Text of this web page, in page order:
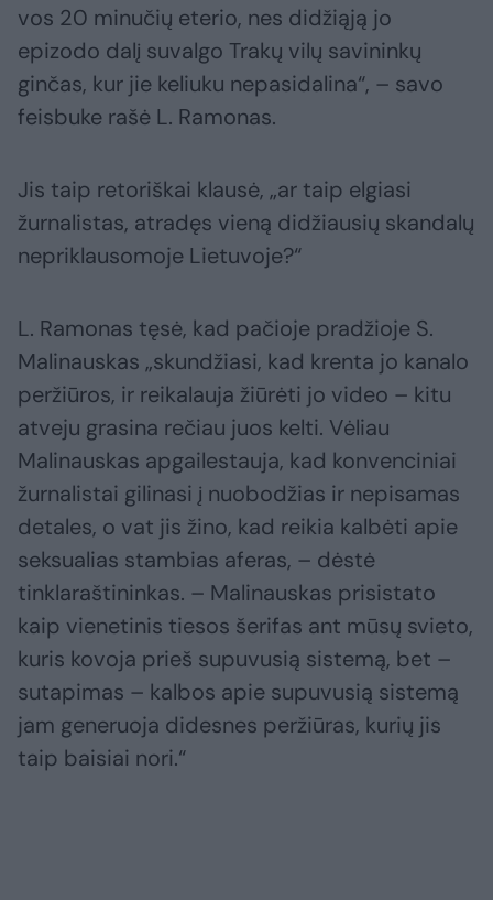
vos 20 minučių eterio, nes didžiąją jo
epizodo dalį suvalgo Trakų vilų savininkų
ginčas, kur jie keliuku nepasidalina“, – savo
feisbuke rašė L. Ramonas.
Jis taip retoriškai klausė, „ar taip elgiasi
žurnalistas, atradęs vieną didžiausių skandalų
nepriklausomoje Lietuvoje?“
L. Ramonas tęsė, kad pačioje pradžioje S.
Malinauskas „skundžiasi, kad krenta jo kanalo
peržiūros, ir reikalauja žiūrėti jo video – kitu
atveju grasina rečiau juos kelti. Vėliau
Malinauskas apgailestauja, kad konvenciniai
žurnalistai gilinasi į nuobodžias ir nepisamas
detales, o vat jis žino, kad reikia kalbėti apie
seksualias stambias aferas, – dėstė
tinklaraštininkas. – Malinauskas prisistato
kaip vienetinis tiesos šerifas ant mūsų svieto,
kuris kovoja prieš supuvusią sistemą, bet –
sutapimas – kalbos apie supuvusią sistemą
jam generuoja didesnes peržiūras, kurių jis
taip baisiai nori.“